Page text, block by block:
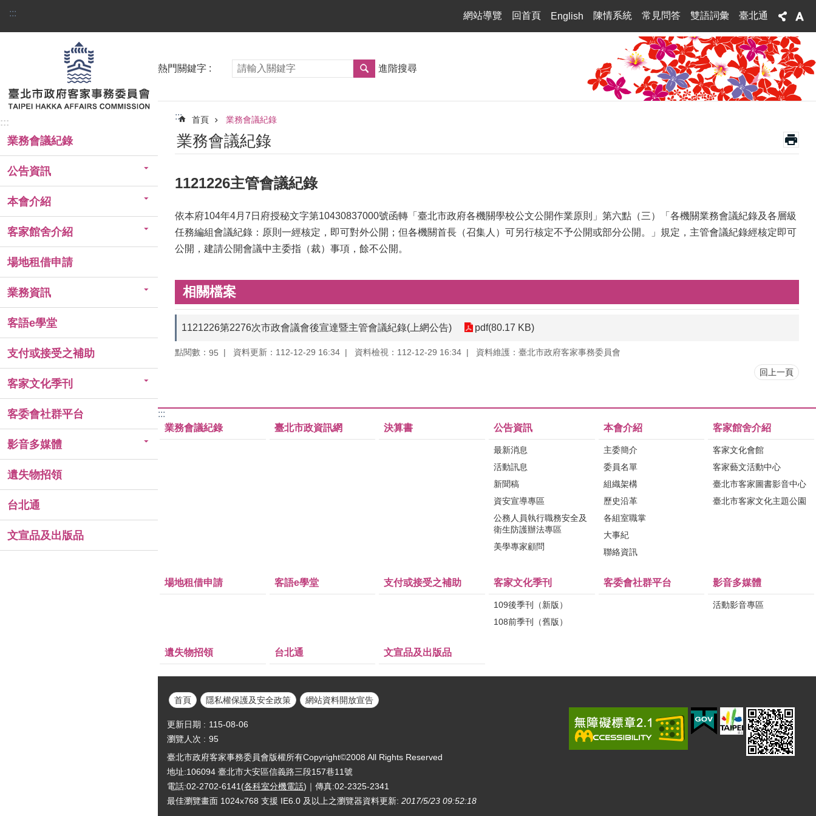
跳到主要內容區塊
::: 網站導覽 回首頁 English 陳情系統 常見問答 雙語詞彙 臺北通
:::
業務會議紀錄
公告資訊
本會介紹
客家館舍介紹
場地租借申請
業務資訊
客語e學堂
支付或接受之補助
客家文化季刊
客委會社群平台
影音多媒體
遺失物招領
台北通
文宣品及出版品
熱門關鍵字 進階搜尋
::: 首頁 業務會議紀錄
業務會議紀錄
1121226主管會議紀錄
依本府104年4月7日府授秘文字第10430837000號函轉「臺北市政府各機關學校公文公開作業原則」第六點（三）「各機關業務會議紀錄及各層級
任務編組會議紀錄：原則一經核定，即可對外公開；但各機關首長（召集人）可另行核定不予公開或部分公開。」規定，主管會議紀錄經核定即可
公開，建請公開會議中主委指（裁）事項，餘不公開。
相關檔案
1121226第2276次市政會議會後宣達暨主管會議紀錄(上網公告) pdf(80.17 KB)
點閱數： 95 資料更新：112-12-29 16:34 資料檢視：112-12-29 16:34 資料維護：臺北市政府客家事務委員會
回上一頁
:::
業務會議紀錄
臺北市政資訊網 決算書 公告資訊
最新消息
活動訊息
新聞稿
資安宣導專區
公務人員執行職務安全及
衛生防護辦法專區
美學專家顧問
本會介紹
主委簡介
委員名單
組織架構
歷史沿革
各組室職掌
大事紀
聯絡資訊
客家館舍介紹
客家文化會館
客家藝文活動中心
臺北市客家圖書影音中心
臺北市客家文化主題公園
場地租借申請 客語e學堂 支付或接受之補助 客家文化季刊
109後季刊（新版）
108前季刊（舊版）
客委會社群平台 影音多媒體
活動影音專區
遺失物招領 台北通 文宣品及出版品
首頁 隱私權保護及安全政策 網站資料開放宣告
更新日期
115-08-06
瀏覽人次
95
臺北市政府客家事務委員會版權所有Copyright©2008 All Rights Reserved
地址:106094 臺北市大安區信義路三段157巷11號
電話:02-2702-6141(各科室分機電話)｜傳真:02-2325-2341
最佳瀏覽畫面 1024x768 支援 IE6.0 及以上之瀏覽器資料更新: 2017/5/23 09:52:18